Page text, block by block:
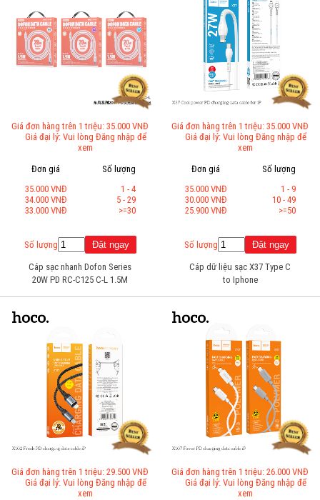
Giá đơn hàng trên 1 triệu: 35.000 VNĐ
Giá đại lý: Vui lòng Đăng nhập để
xem
Đơn giá
35.000 VNĐ
34.000 VNĐ
33.000 VNĐ
Số lượng
1 - 4
5 - 29
>=30
Số lượng
Cáp sạc nhanh Dofon Series
20W PD RC-C125 C-L 1.5M
Giá đơn hàng trên 1 triệu: 35.000 VNĐ
Giá đại lý: Vui lòng Đăng nhập để
xem
Đơn giá
35.000 VNĐ
30.000 VNĐ
25.900 VNĐ
Số lượng
1 - 9
10 - 49
>=50
Số lượng
Cáp dữ liệu sạc X37 Type C
to Iphone
Giá đơn hàng trên 1 triệu: 29.500 VNĐ
Giá đại lý: Vui lòng Đăng nhập để
xem
Giá đơn hàng trên 1 triệu: 26.000 VNĐ
Giá đại lý: Vui lòng Đăng nhập để
xem